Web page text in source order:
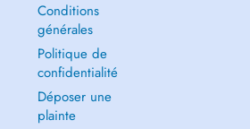
Conditions
générales
Politique de
confidentialité
Déposer une
plainte